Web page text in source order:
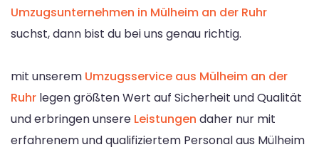
Umzugsunternehmen in Mülheim an der Ruhr
suchst, dann bist du bei uns genau richtig.
mit unserem Umzugsservice aus Mülheim an der
Ruhr legen größten Wert auf Sicherheit und Qualität
und erbringen unsere Leistungen daher nur mit
erfahrenem und qualifiziertem Personal aus Mülheim